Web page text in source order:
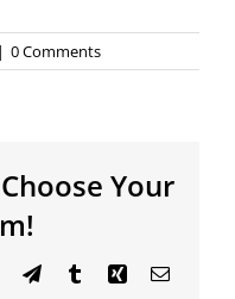
| 0 Comments
Your
TelegramTumblrXing Email